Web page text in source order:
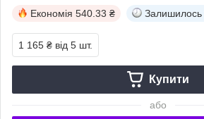
Економія 540.33 ₴ Залишилось
1 165 ₴ від 5 шт.
Купити
або